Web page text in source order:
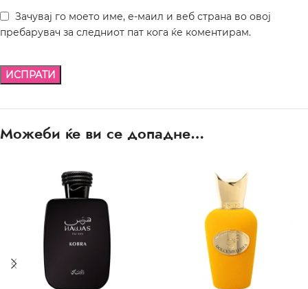
Зачувај го моето име, е-маил и веб страна во овој
пребарувач за следниот пат кога ќе коментирам.
Можеби ќе ви се допадне…